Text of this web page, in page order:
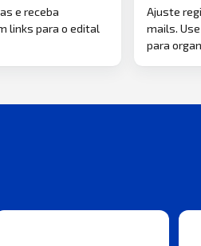
e receba
links para o edital
Ajuste
mails.
para